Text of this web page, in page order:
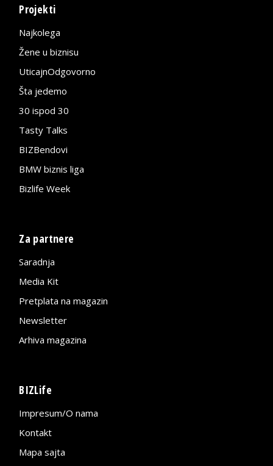
Projekti
Najkolega
Žene u biznisu
UticajnOdgovorno
Šta jedemo
30 ispod 30
Tasty Talks
BIZBendovi
BMW biznis liga
Bizlife Week
Za partnere
Saradnja
Media Kit
Pretplata na magazin
Newsletter
Arhiva magazina
BIZLife
Impresum/O nama
Kontakt
Mapa sajta